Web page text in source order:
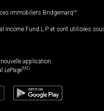
immobiliers BridgemarqMD
Income Fund L.P. et sont utilisées
application
LePageMD